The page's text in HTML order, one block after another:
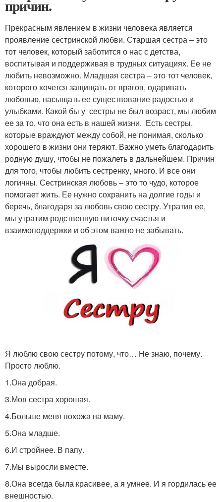
причин.
Прекрасным явлением в жизни человека является
проявление сестринской любви. Старшая сестра – это
тот человек, который заботится о нас с детства,
воспитывая и поддерживая в трудных ситуациях. Ее не
любить невозможно. Младшая сестра – это тот человек,
которого хочется защищать от врагов, одаривать
любовью, насыщать ее существование радостью и
улыбками. Какой бы у сестры не был возраст, мы любим
ее за то, что она есть в нашей жизни. Есть сестры,
которые враждуют между собой, не понимая, сколько
хорошего в жизни они теряют. Важно уметь благодарить
родную душу, чтобы не пожалеть в дальнейшем. Причин
для того, чтобы любить сестренку, много. И все они
логичны. Сестринская любовь – это то чудо, которое
помогает жить. Ее нужно сохранить на долгие годы и
беречь, благодаря за любовь свою сестру. Утратив ее,
мы утратим родственную ниточку счастья и
взаимоподдержки и об этом важно не забывать.
Я люблю свою сестру потому, что… Не знаю, почему.
Просто люблю.
1.Она добрая.
3.Моя сестра хорошая.
4.Больше меня похожа на маму.
5.Она младше.
6.И стройнее. В папу.
7.Мы выросли вместе.
8.Она всегда была красивее, а я умнее. И я гордилась ее
внешностью.